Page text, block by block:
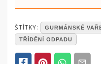
POSTED
IN
ČLÁNKY
ŠTÍTKY:
GURMÁNSKÉ
TŘÍDĚNÍ ODPADU